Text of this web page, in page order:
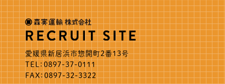
愛媛県新居浜市惣開町2番13号
TEL：0897-37-0111
FAX：0897-32-3322